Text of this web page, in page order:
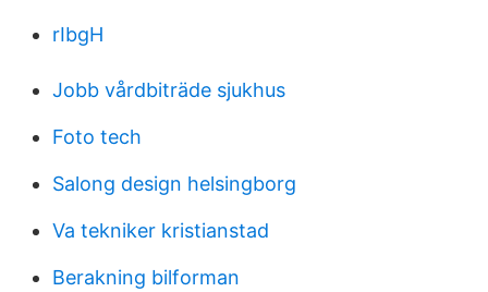
rIbgH
Jobb vårdbiträde sjukhus
Foto tech
Salong design helsingborg
Va tekniker kristianstad
Berakning bilforman